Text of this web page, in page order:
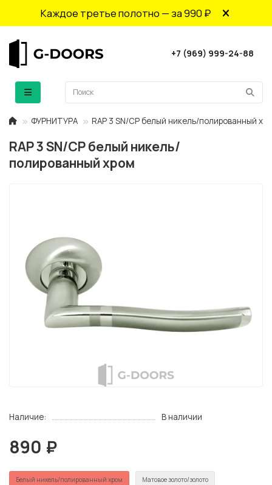
Каждое третье полотно — за 990 ₽
+7 (969) 999-24-88
ФУРНИТУРА RAP 3 SN/CP белый никель/полированный
RAP 3 SN/CP белый никель/
полированный хром
Наличие: В наличии
890 ₽
Белый никель/полированный хром Матовое золото/золото